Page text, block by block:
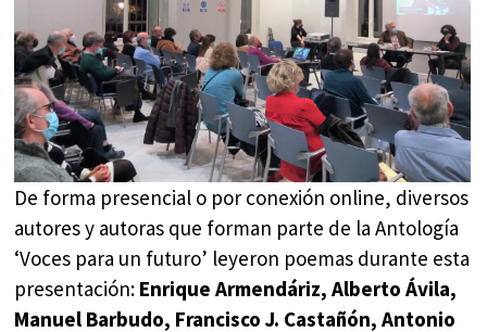
De forma presencial o por conexión online, diversos
autores y autoras que forman parte de la Antología
‘Voces para un futuro’ leyeron poemas durante esta
presentación: Enrique Armendáriz, Alberto Ávila,
Manuel Barbudo, Francisco J. Castañón, Antonio